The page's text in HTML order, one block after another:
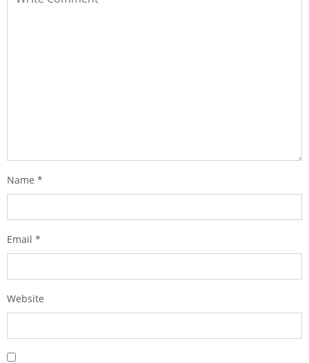
Name *
Email *
Website